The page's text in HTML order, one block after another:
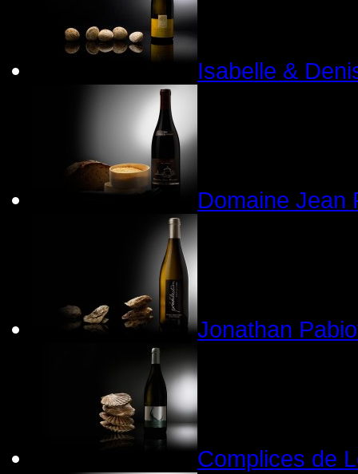
Isabelle &
Domaine Jean
Jonathan
Complices de